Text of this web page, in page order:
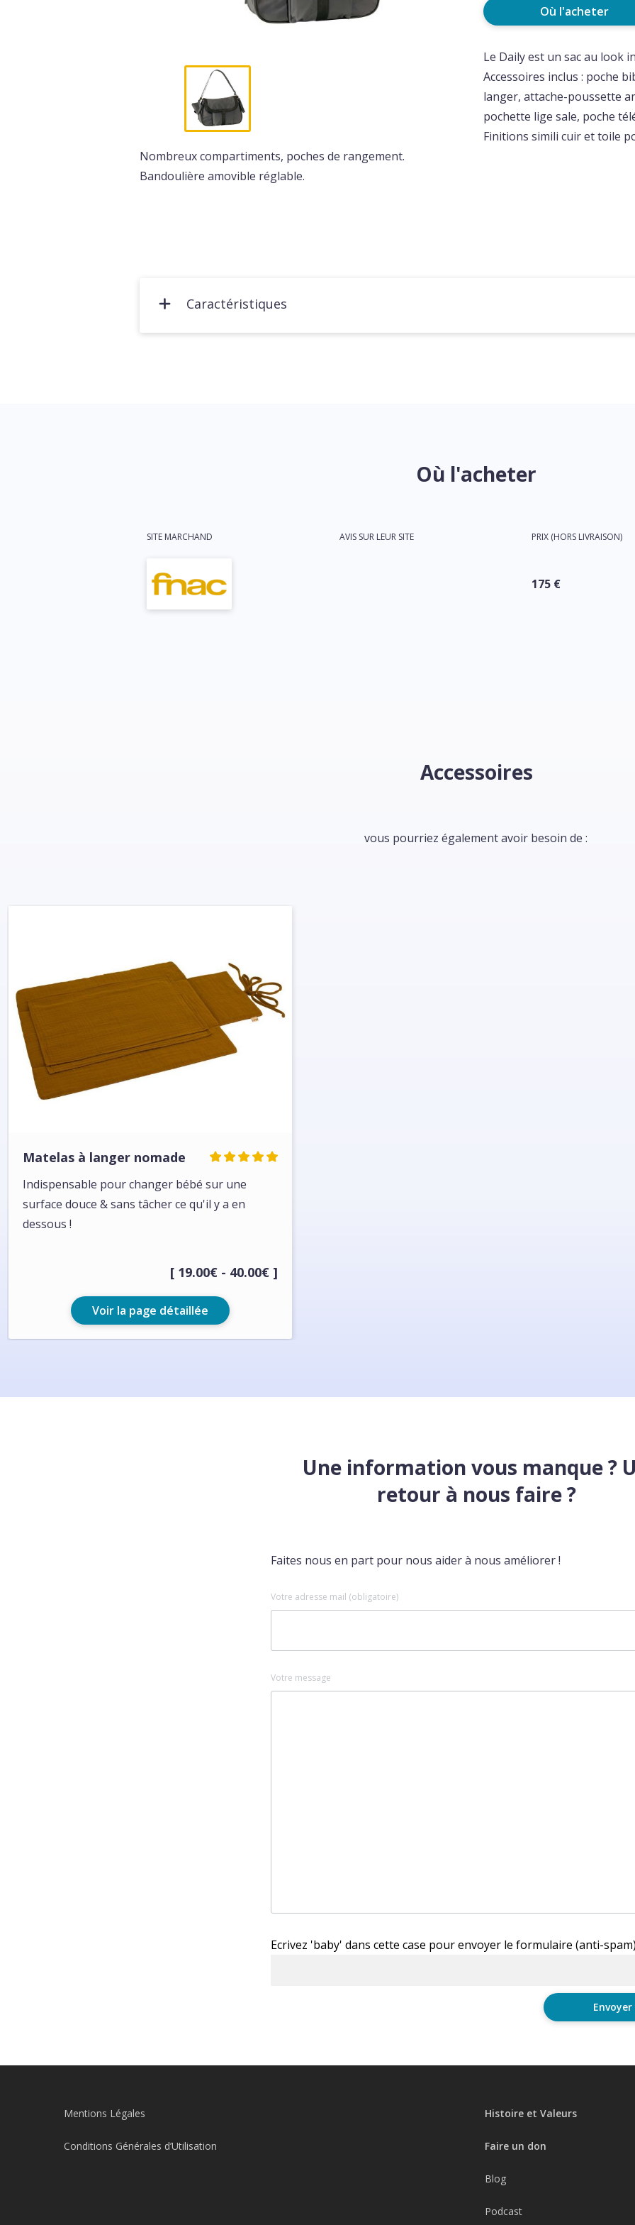
Où l'acheter
Le Daily est un sac au look
Accessoires inclus : poche
langer, attache-poussette
pochette lige sale, poche
Finitions simili cuir et toile
Nombreux compartiments, poches de rangement.
Bandoulière amovible réglable.
Caractéristiques
Où l'acheter
SITE MARCHAND AVIS SUR LEUR SITE PRIX (HORS LIVRAISON)
175 €
Accessoires
vous pourriez également avoir besoin de :
Matelas à langer nomade
Indispensable pour changer bébé sur une
surface douce & sans tâcher ce qu'il y a en
dessous !
[ 19.00€ - 40.00€ ]
Voir la page détaillée
Une information vous manque ?
retour à nous faire ?
Faites nous en part pour nous aider à nous améliorer !
Votre adresse mail (obligatoire)
Votre message
Ecrivez 'baby' dans cette case pour envoyer le formulaire (anti-
Mentions Légales
Conditions Générales d’Utilisation
Histoire et Valeurs
Faire un don
Blog
Podcast